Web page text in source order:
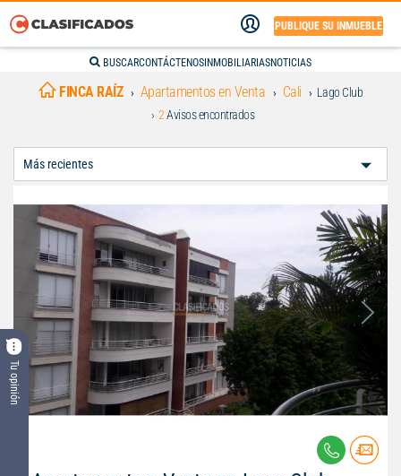
PUBLIQUE SU INMUEBLE
BUSCARCONTÁCTENOS INMOBILIARIASNOTICIAS
Tu opinión
FINCA RAÍZ Apartamentos en Venta Cali
Lago Club
2Avisos encontrados